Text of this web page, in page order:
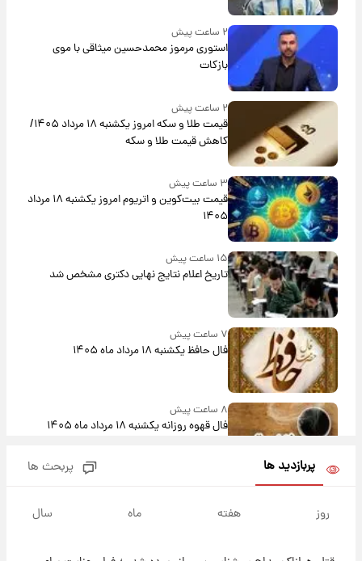
۲ ساعت پیش
استوری مرموز محمدحسین میثاقی با موی
بازکات
۲ ساعت پیش
قیمت طلا و سکه امروز یکشنبه ۱۸ مرداد ۱۴۰۵/
کاهش قیمت طلا و سکه
۳ ساعت پیش
قیمت بیت‌کوین و اتریوم امروز یکشنبه ۱۸ مرداد
۱۴۰۵
۱۵ ساعت پیش
تاریخ اعلام نتایج نهایی دکتری مشخص شد
۷ ساعت پیش
فال حافظ یکشنبه ۱۸ مرداد ماه ۱۴۰۵
۸ ساعت پیش
فال قهوه روزانه یکشنبه ۱۸ مرداد ماه ۱۴۰۵
پربازدید ها پربحث ها
روز هفته ماه سال